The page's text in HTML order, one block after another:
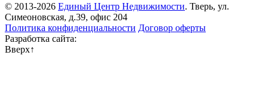
© 2013-2026 Единый Центр Недвижимости. Тверь, ул.
Симеоновская, д.39, офис 204
Политика конфиденциальности Договор оферты
Разработка сайта:
Вверх↑